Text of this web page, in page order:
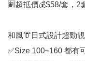
🈹超抵價💰$58/套，2
和風👘日式設計超勁
✅️Size 100~160 都有